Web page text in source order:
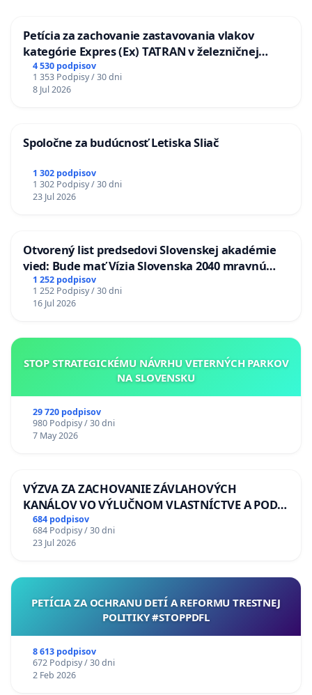
Petícia za zachovanie zastavovania vlakov
kategórie Expres (Ex) TATRAN v železničnej
stanici Púchov
4 530 podpisov
1 353 Podpisy / 30 dni
8 Jul 2026
Spoločne za budúcnosť Letiska Sliač
1 302 podpisov
1 302 Podpisy / 30 dni
23 Jul 2026
Otvorený list predsedovi Slovenskej akadémie
vied: Bude mať Vízia Slovenska 2040 mravnú
chrbticu?
1 252 podpisov
1 252 Podpisy / 30 dni
16 Jul 2026
STOP STRATEGICKÉMU NÁVRHU VETERNÝCH PARKOV
NA SLOVENSKU
29 720 podpisov
980 Podpisy / 30 dni
7 May 2026
VÝZVA ZA ZACHOVANIE ZÁVLAHOVÝCH
KANÁLOV VO VÝLUČNOM VLASTNÍCTVE A POD
KONTROLOU SLOVENSKEJ REPUBLIKY & žiadosť
na riešenie zanedbaného stavu závlahových a
odvodňovacích kanálov na Slovensku
684 podpisov
684 Podpisy / 30 dni
23 Jul 2026
PETÍCIA ZA OCHRANU DETÍ A REFORMU TRESTNEJ
POLITIKY #STOPPDFL
8 613 podpisov
672 Podpisy / 30 dni
2 Feb 2026